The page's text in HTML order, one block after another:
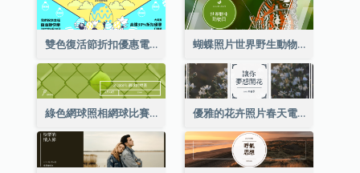
雙色復活節折扣優惠電郵標題 蝴蝶照片世界野生動物日電子郵件標題
綠色網球照相網球比賽電子郵件標頭 優雅的花卉照片春天電子郵件標題